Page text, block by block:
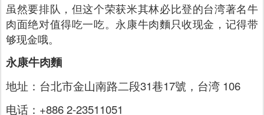
虽然要排队，但这个荣获米其林必比登的台湾著名牛
肉面绝对值得吃一吃。永康牛肉麵只收现金，记得带
够现金哦。
永康牛肉麵
地址：台北市金山南路二段31巷17號，台湾 106
电话：+886 2-23511051